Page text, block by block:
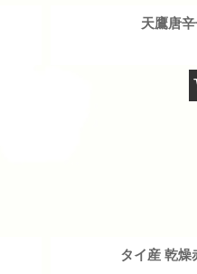
天鷹唐
タイ産 乾